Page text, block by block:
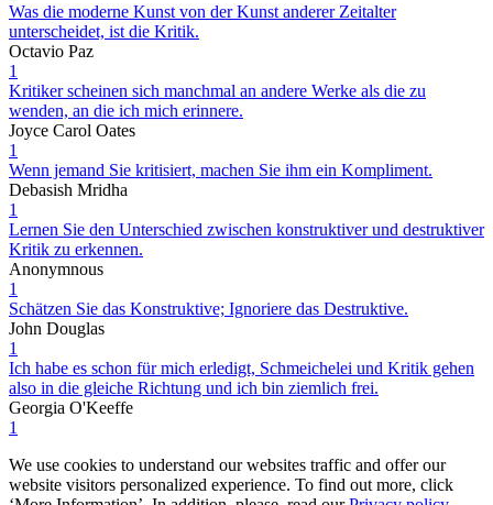
Was die moderne Kunst von der Kunst anderer Zeitalter
unterscheidet, ist die Kritik.
Octavio Paz
1
Kritiker scheinen sich manchmal an andere Werke als die zu
wenden, an die ich mich erinnere.
Joyce Carol Oates
1
Wenn jemand Sie kritisiert, machen Sie ihm ein Kompliment.
Debasish Mridha
1
Lernen Sie den Unterschied zwischen konstruktiver und destruktiver
Kritik zu erkennen.
Anonymnous
1
Schätzen Sie das Konstruktive; Ignoriere das Destruktive.
John Douglas
1
Ich habe es schon für mich erledigt, Schmeichelei und Kritik gehen
also in die gleiche Richtung und ich bin ziemlich frei.
Georgia O'Keeffe
1
We use cookies to understand our websites traffic and offer our
website visitors personalized experience. To find out more, click